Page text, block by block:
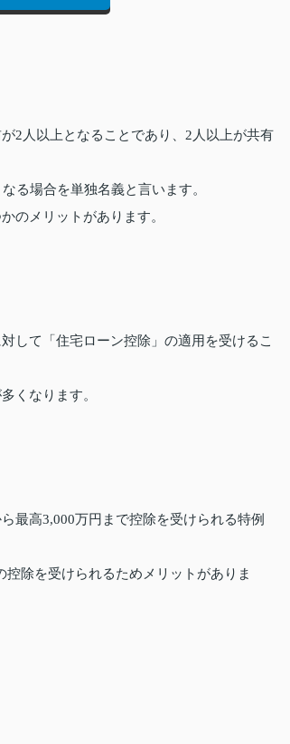
2人以上となることであり、2人以上が共有
る場合を単独名義と言います。
のメリットがあります。
して「住宅ローン控除」の適用を受けるこ
くなります。
最高3,000万円まで控除を受けられる特例
除を受けられるためメリットがありま